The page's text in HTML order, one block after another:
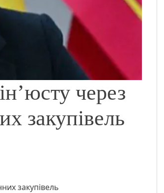
через
закупівель
закупівель